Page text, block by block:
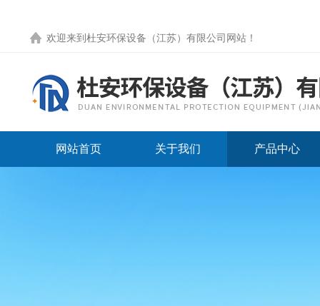
欢迎来到 杜安环保设备（江苏）有限公司网站 ！
网站首页 关于我们 产品中心